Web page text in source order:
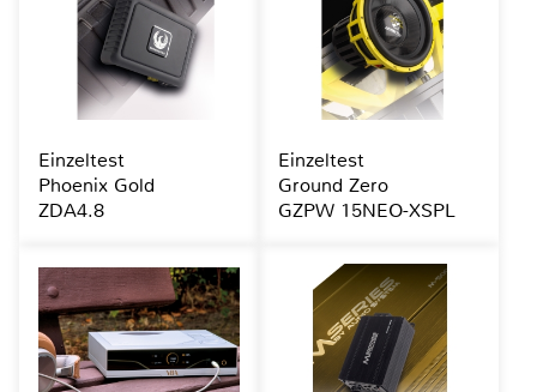
Einzeltest
Phoenix Gold
ZDA4.8
Einzeltest
Ground Zero
GZPW 15NEO-XSPL